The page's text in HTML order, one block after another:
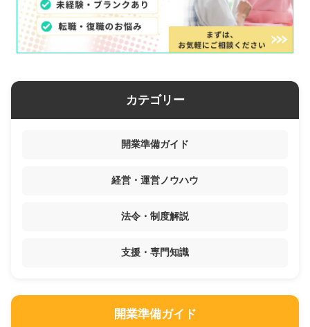
カテゴリー
開業準備ガイド
経営・運営ノウハウ
法令・制度解説
支援・専門知識
開業準備ガイド